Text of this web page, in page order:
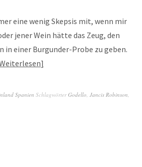
eine wenig Skepsis mit, wenn mir
jener Wein hätte das Zeug, den
einer Burgunder-Probe zu geben.
Spanien SchlagwörterGodello Jancis Robinson